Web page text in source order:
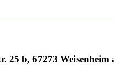
25 b, 67273 Weisenheim